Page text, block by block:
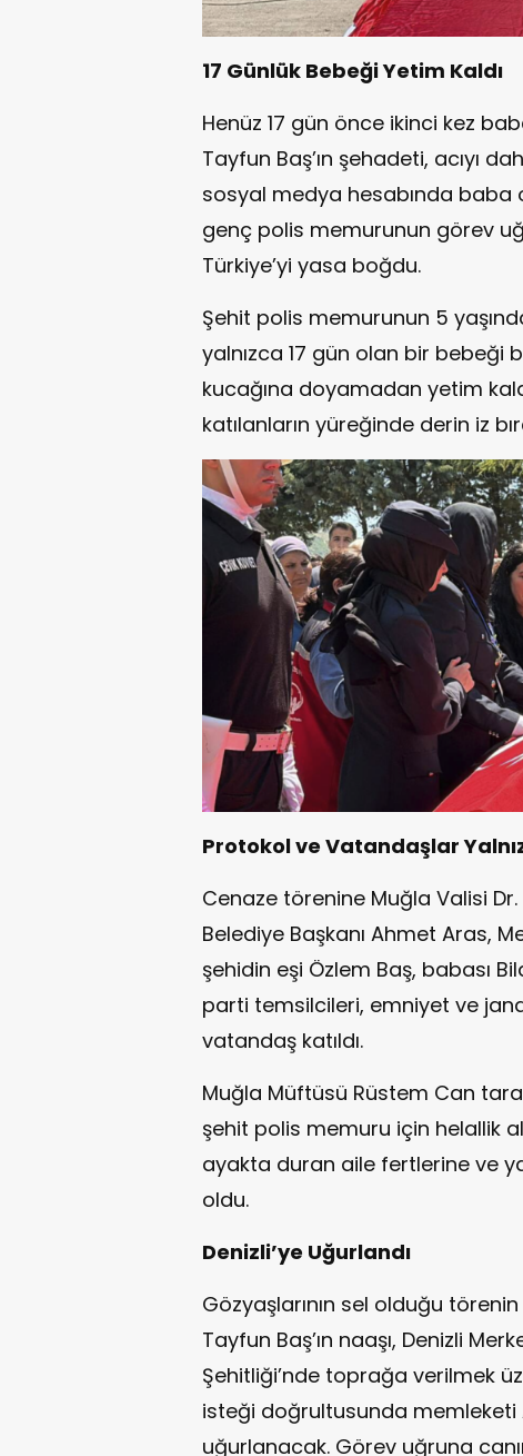
17 Günlük Bebeği Yetim Kaldı
Henüz 17 gün önce ikinci kez
Tayfun Baş’ın şehadeti, acıyı
sosyal medya hesabında baba
genç polis memurunun görev
Türkiye’yi yasa boğdu.
Şehit polis memurunun 5
yalnızca 17 gün olan bir bebeği
kucağına doyamadan yetim
katılanların yüreğinde derin iz
Protokol ve Vatandaşlar
Cenaze törenine Muğla Valisi Dr.
Belediye Başkanı Ahmet Aras,
şehidin eşi Özlem Baş, babası
parti temsilcileri, emniyet ve
vatandaş katıldı.
Muğla Müftüsü Rüstem Can
şehit polis memuru için helallik
ayakta duran aile fertlerine ve
oldu.
Denizli’ye Uğurlandı
Gözyaşlarının sel olduğu
Tayfun Baş’ın naaşı, Denizli
Şehitliği’nde toprağa verilmek
isteği doğrultusunda memleketi
uğurlanacak. Görev uğruna